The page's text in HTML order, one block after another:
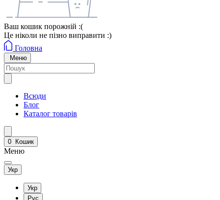
Ваш кошик порожній :(
Це ніколи не пізно виправити :)
Головна
Меню
Всюди
Блог
Каталог товарів
0 Кошик
Меню
Укр
Укр
Рус